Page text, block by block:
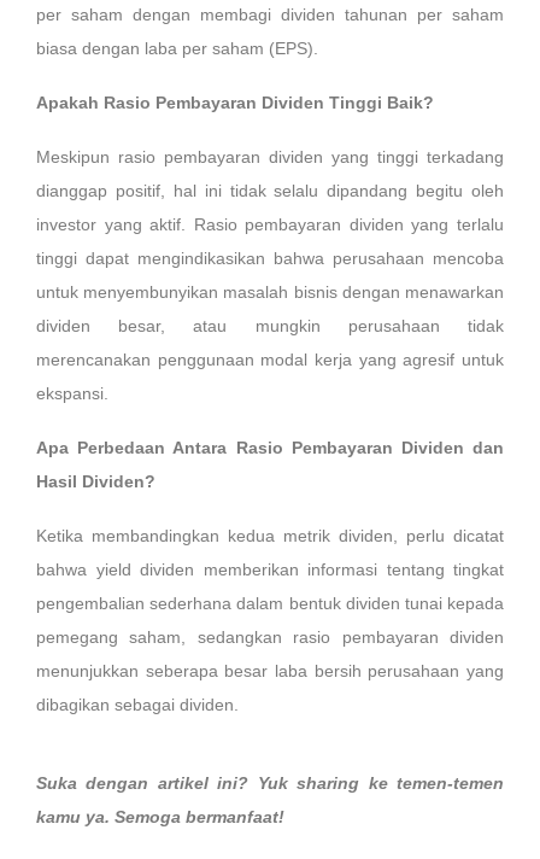
per saham dengan membagi dividen tahunan per saham
biasa dengan laba per saham (EPS).
Apakah Rasio Pembayaran Dividen Tinggi Baik?
Meskipun rasio pembayaran dividen yang tinggi terkadang
dianggap positif, hal ini tidak selalu dipandang begitu oleh
investor yang aktif. Rasio pembayaran dividen yang terlalu
tinggi dapat mengindikasikan bahwa perusahaan mencoba
untuk menyembunyikan masalah bisnis dengan menawarkan
dividen besar, atau mungkin perusahaan tidak
merencanakan penggunaan modal kerja yang agresif untuk
ekspansi.
Apa Perbedaan Antara Rasio Pembayaran Dividen dan
Hasil Dividen?
Ketika membandingkan kedua metrik dividen, perlu dicatat
bahwa yield dividen memberikan informasi tentang tingkat
pengembalian sederhana dalam bentuk dividen tunai kepada
pemegang saham, sedangkan rasio pembayaran dividen
menunjukkan seberapa besar laba bersih perusahaan yang
dibagikan sebagai dividen.
Suka dengan artikel ini? Yuk sharing ke temen-temen
kamu ya. Semoga bermanfaat!